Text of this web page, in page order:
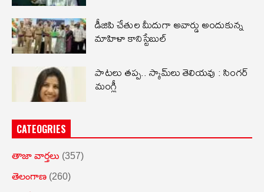
డీజిపి చేతుల మీదుగా అవార్డు అందుకున్న
మాహిళా కానిస్టేబుల్
పాటలు తప్ప.. స్కామ్‌లు తెలియవు : సింగర్
మంగ్లీ
CATEOGRIES
తాజా వార్తలు (357)
తెలంగాణ (260)